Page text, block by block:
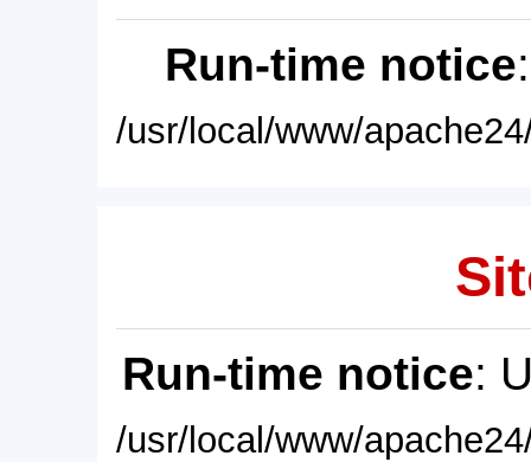
Run-time notice
/usr/local/www/
Run-time notice:
/usr/local/www/